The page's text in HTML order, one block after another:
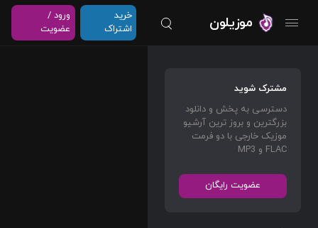
موزیلون
خرید
اشتراک
ورود /
عضویت
مشترک شوید
دسترسی به پخش و دانلود
بزرگترین و بروز ترین آرشیو
موزیک خارجی با دو فرمت
FLAC و MP3
عضویت رایگان